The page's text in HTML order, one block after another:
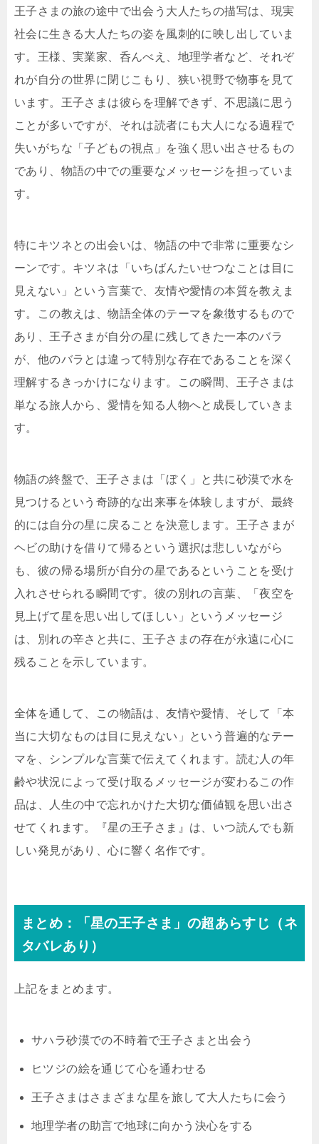
王子さまの旅の途中で出会う大人たちの描写は、現実
社会に生きる大人たちの姿を風刺的に映し出していま
す。王様、実業家、呑んべえ、地理学者など、それぞ
れが自分の世界に閉じこもり、狭い視野で物事を見て
います。王子さまは彼らを理解できず、不思議に思う
ことが多いですが、それは読者にも大人になる過程で
失いがちな「子どもの視点」を強く思い出させるもの
であり、物語の中での重要なメッセージを担っていま
す。
特にキツネとの出会いは、物語の中で非常に重要なシ
ーンです。キツネは「いちばんたいせつなことは目に
見えない」という言葉で、友情や愛情の本質を教えま
す。この教えは、物語全体のテーマを象徴するもので
あり、王子さまが自分の星に残してきた一本のバラ
が、他のバラとは違って特別な存在であることを深く
理解するきっかけになります。この瞬間、王子さまは
単なる旅人から、愛情を知る人物へと成長していきま
す。
物語の終盤で、王子さまは「ぼく」と共に砂漠で水を
見つけるという奇跡的な出来事を体験しますが、最終
的には自分の星に戻ることを決意します。王子さまが
ヘビの助けを借りて帰るという選択は悲しいながら
も、彼の帰る場所が自分の星であるということを受け
入れさせられる瞬間です。彼の別れの言葉、「夜空を
見上げて星を思い出してほしい」というメッセージ
は、別れの辛さと共に、王子さまの存在が永遠に心に
残ることを示しています。
全体を通して、この物語は、友情や愛情、そして「本
当に大切なものは目に見えない」という普遍的なテー
マを、シンプルな言葉で伝えてくれます。読む人の年
齢や状況によって受け取るメッセージが変わるこの作
品は、人生の中で忘れかけた大切な価値観を思い出さ
せてくれます。『星の王子さま』は、いつ読んでも新
しい発見があり、心に響く名作です。
まとめ：「星の王子さま」の超あらすじ（ネ
タバレあり）
上記をまとめます。
サハラ砂漠での不時着で王子さまと出会う
ヒツジの絵を通じて心を通わせる
王子さまはさまざまな星を旅して大人たちに会う
地理学者の助言で地球に向かう決心をする